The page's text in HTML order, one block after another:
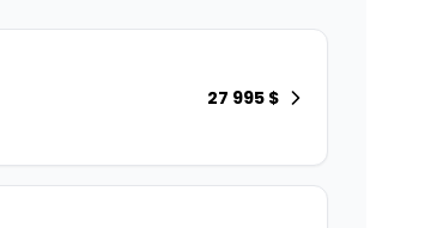
27 995 $